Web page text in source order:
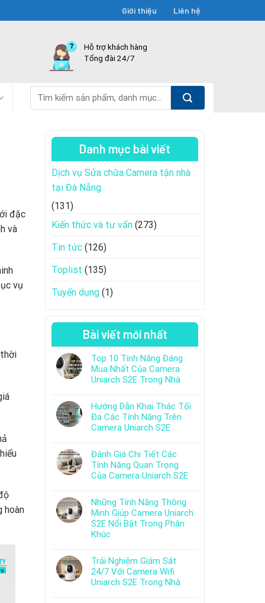
Giới thiệu Liên hệ
Hỗ trợ khách hàng
Tổng đài 24/7
kiếm:
đặc
và
vụ
hoàn
Danh mục bài viết
Dịch vụ Sửa chữa Camera tận nhà
tại Đà Nẵng
(131)
Kiến thức và tư vấn (273)
Tin tức (126)
Toplist (135)
Tuyển dụng (1)
Bài viết mới nhất
Top 10 Tính Năng Đáng
Mua Nhất Của Camera
Uniarch S2E Trong Nhà
Hướng Dẫn Khai Thác Tối
Đa Các Tính Năng Trên
Camera Uniarch S2E
Đánh Giá Chi Tiết Các
Tính Năng Quan Trọng
Của Camera Uniarch S2E
Những Tính Năng Thông
Minh Giúp Camera Uniarch
S2E Nổi Bật Trong Phân
Khúc
Trải Nghiệm Giám Sát
24/7 Với Camera Wifi
Uniarch S2E Trong Nhà